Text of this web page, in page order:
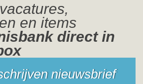
en items
direct in
nieuwsbrief